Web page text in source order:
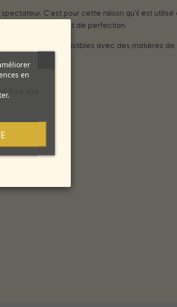
C'est pour cette raison qu'il est utilisé
de beauté et de perfection.
sexy et irrésistibles avec des matières de
en
à ce site.